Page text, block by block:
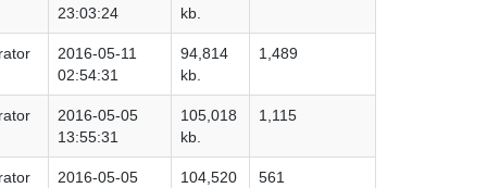
23:03:24
kb.
2016-05-11
02:54:31
94,814
kb.
1,489
2016-05-05
13:55:31
105,018
kb.
1,115
2016-05-05 104,520 561